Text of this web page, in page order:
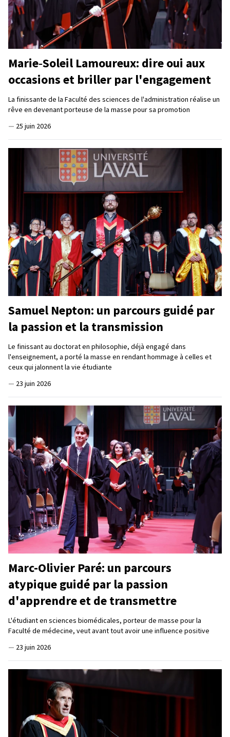
Marie‑Soleil Lamoureux: dire oui aux
occasions et briller par l'engagement
La finissante de la Faculté des sciences de l'administration réalise un
rêve en devenant porteuse de la masse pour sa promotion
— 25 juin 2026
Samuel Nepton: un parcours guidé par
la passion et la transmission
Le finissant au doctorat en philosophie, déjà engagé dans
l'enseignement, a porté la masse en rendant hommage à celles et
ceux qui jalonnent la vie étudiante
— 23 juin 2026
Marc-Olivier Paré: un parcours
atypique guidé par la passion
d'apprendre et de transmettre
L'étudiant en sciences biomédicales, porteur de masse pour la
Faculté de médecine, veut avant tout avoir une influence positive
— 23 juin 2026